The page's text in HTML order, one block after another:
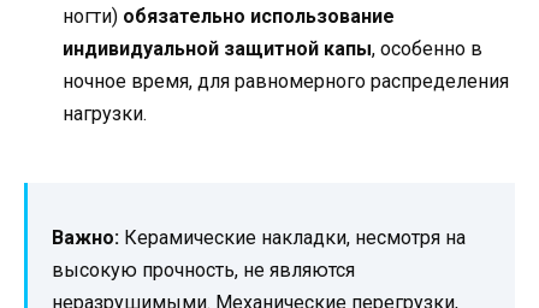
ногти) обязательно использование
индивидуальной защитной капы, особенно в
ночное время, для равномерного распределения
нагрузки.
Важно: Керамические накладки, несмотря на
высокую прочность, не являются
неразрушимыми. Механические перегрузки,